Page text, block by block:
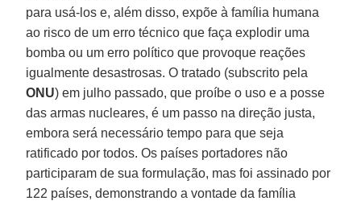
para usá-los e, além disso, expõe à família humana
ao risco de um erro técnico que faça explodir uma
bomba ou um erro político que provoque reações
igualmente desastrosas. O tratado (subscrito pela
ONU) em julho passado, que proíbe o uso e a posse
das armas nucleares, é um passo na direção justa,
embora será necessário tempo para que seja
ratificado por todos. Os países portadores não
participaram de sua formulação, mas foi assinado por
122 países, demonstrando a vontade da família